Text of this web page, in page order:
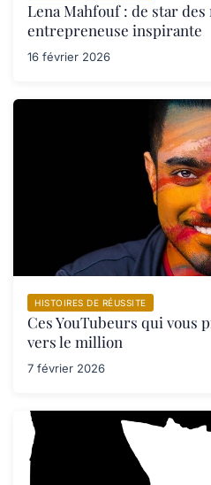
Lena Mahfouf : de star des
entrepreneuse inspirante
16 février 2026
HISTOIRES DE RÉUSSITE
Ces YouTubeurs qui vous
vers le million
7 février 2026